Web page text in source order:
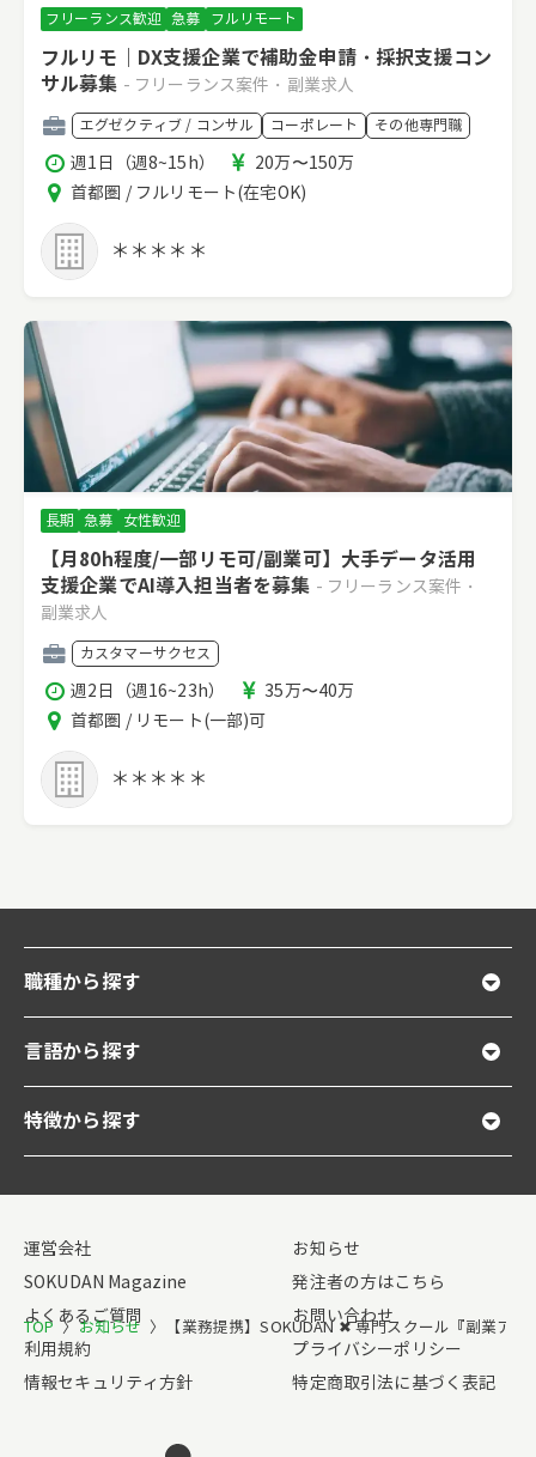
TOP 〉 お知らせ 〉 【業務提携】SOKUDAN ✖ 専門スクール『副業ア
フリーランス歓迎 急募 フルリモート
フルリモ｜DX支援企業で補助金申請・採択支援コン
サル募集 - フリーランス案件・副業求人
職
種
エグゼクティブ / コンサル コーポレート その他専門職
稼
働
時
間
週1日（週8~15h）
報
酬
20万〜150万
エ
ア
首都圏 / フルリモート(在宅OK)
＊＊＊＊＊
長期 急募 女性歓迎
【月80h程度/一部リモ可/副業可】大手データ活用
支援企業でAI導入担当者を募集 - フリーランス案件・
副業求人
職
種
カスタマーサクセス
稼
働
時
間
週2日（週16~23h）
報
酬
35万〜40万
エ
ア
首都圏 / リモート(一部)可
＊＊＊＊＊
職種から探す
言語から探す
特徴から探す
運営会社
お知らせ
SOKUDAN Magazine
発注者の方はこちら
よくあるご質問
お問い合わせ
利用規約
プライバシーポリシー
情報セキュリティ方針
特定商取引法に基づく表記